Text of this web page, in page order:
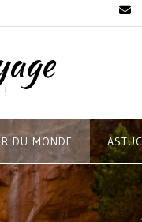
!
DU MONDE